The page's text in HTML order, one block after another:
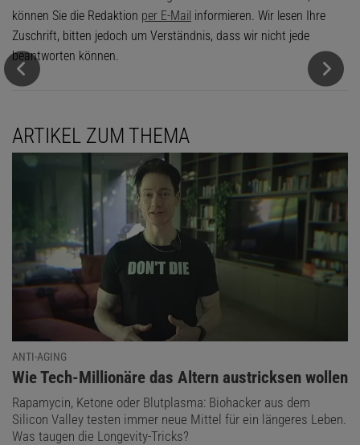
können Sie die Redaktion per E-Mail informieren. Wir lesen Ihre
Zuschrift, bitten jedoch um Verständnis, dass wir nicht jede
beantworten können.
ARTIKEL ZUM THEMA
ANTI-AGING
:
Wie Tech-Millionäre das Altern austricksen wollen
Rapamycin, Ketone oder Blutplasma: Biohacker aus dem
Silicon Valley testen immer neue Mittel für ein längeres Leben.
Was taugen die Longevity-Tricks?